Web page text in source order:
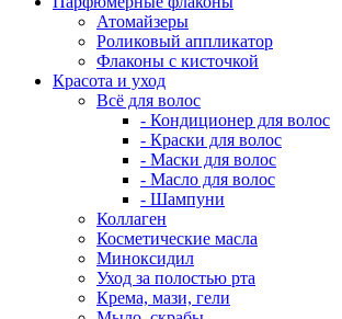
Атомайзеры
Роликовый аппликатор
Флаконы с кисточкой
Красота и уход
Всё для волос
- Кондиционер для волос
- Краски для волос
- Маски для волос
- Масло для волос
- Шампуни
Коллаген
Косметические масла
Миноксидил
Уход за полостью рта
Крема, мази, гели